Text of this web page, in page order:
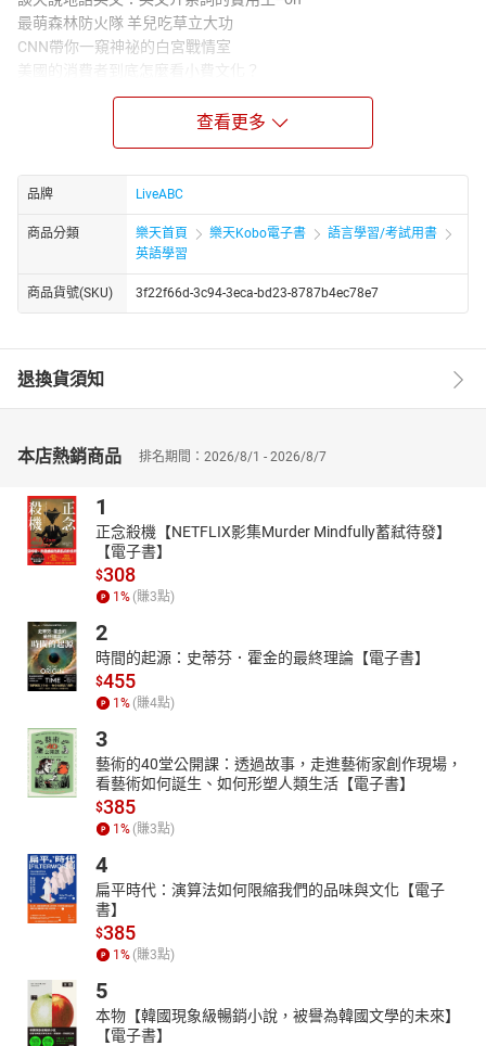
最萌森林防火隊 羊兒吃草立大功
CNN帶你一窺神祕的白宮戰情室
美國的消費者到底怎麼看小費文化？
全方位理解CNN：瓦格納首腦普里格津墜機身亡
新聞片語通：（常搭機旅遊的）富豪一族
CNN主編教你唸：機上必備單字
擺脫長途搭機腰痠背痛有妙方！
中風患者的曙光 腦部深層刺激術
令人屏息的絕美AI藝術
重現五千年「冰人奧茲」木乃伊新容貌
籌備二十年──大埃及博物館搶先看！
熱門強片：拿破崙
查看更多
品牌 LiveABC
商品分類 樂天首頁 樂天Kobo電子書
語言學習/考試用書
英語學習
商品貨號(SKU) 3f22f66d-3c94-3eca-bd23-8787b4ec78e7
退換貨須知
本店熱銷商品 排名期間：2026/8/1 - 2026/8/7
1
正念殺機【NETFLIX影集Murder Mindfully蓄弒待發】
【電子書】
$308
1 % (賺3點)
2
時間的起源：史蒂芬．霍金的最終理論【電子書】
$455
1 % (賺4點)
3
藝術的40堂公開課：透過故事，走進藝術家創作現場，
看藝術如何誕生、如何形塑人類生活【電子書】
$385
1 % (賺3點)
4
扁平時代：演算法如何限縮我們的品味與文化【電子
書】
$385
1 % (賺3點)
5
本物【韓國現象級暢銷小說，被譽為韓國文學的未來】
【電子書】